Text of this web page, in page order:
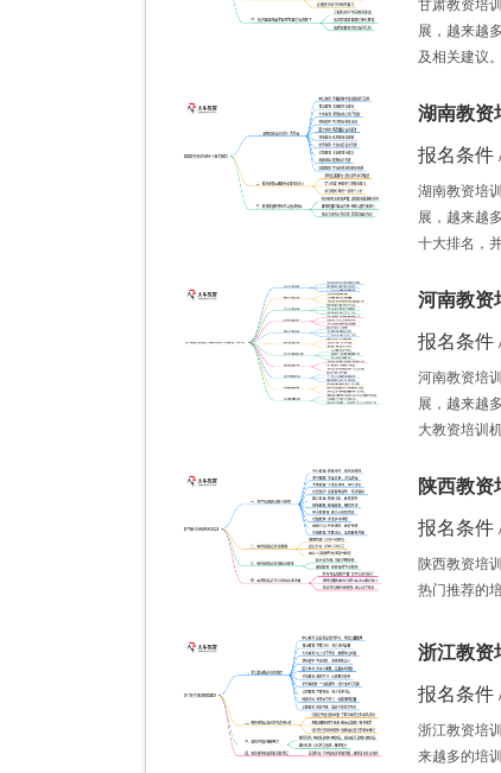
甘肃教资培
展，越来越
及相关建议。
湖南教资
报名条件
湖南教资培
展，越来越
十大排名，
河南教资
报名条件
河南教资培
展，越来越
大教资培训
陕西教资
报名条件
陕西教资培
热门推荐的
浙江教资
报名条件
浙江教资培
来越多的培